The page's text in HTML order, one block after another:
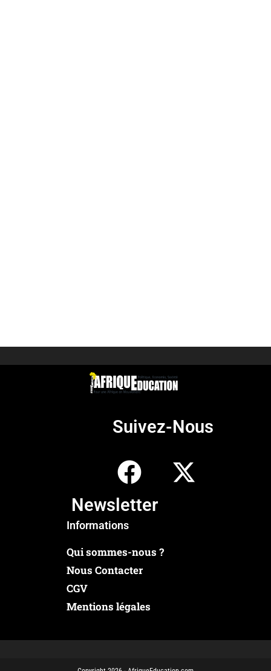
Suivez-Nous
Newsletter
Informations
Qui sommes-nous ?
Nous Contacter
CGV
Mentions légales